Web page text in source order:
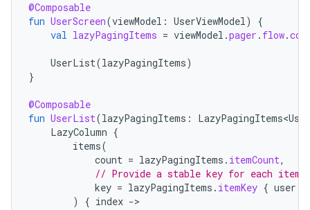
@Composable
fun UserScreen(viewModel : UserViewModel)
{
val lazyPagingItems = viewModel .pager . flow.
UserList(lazyPagingItems)
}
@Composable
fun UserList(lazyPagingItems :
LazyColumn {
items(
count = lazyPagingItems . itemCount,
// Provide a stable key for each
key = lazyPagingItems . itemKey { user
)
{ index -